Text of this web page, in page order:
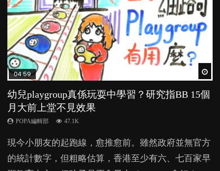
04:59
幼兒playgroup真係玩耍中學習？研究指BB 15個
月大前上堂不見效果
POPA編輯部 47.1K
現今小朋友的起跑線，愈推愈前。雖然政府並無官方
的統計數字，但粗略估算，香港至少有六、七百家早
03:39
幼稚園遊戲課 如何刺激幼兒自發學習取代獎勵
與懲罰？
POPA編輯部 33.1K
由美國學者所創的 tools of the mind 課程，學生以遊
戲方式學習，學術能力和自制能力亦明顯比其他小朋
03:02
老公患產後憂鬱症對BB的影響
POPA編輯部 15.9K
鬱，影響日常生活，嚴重的甚至會有自殺，或傷害小
朋友的念頭。但為何爸爸患上產後抑鬱往往難以察
04:06
全職好？在職好？｜全職媽媽與在職媽媽的壓
力與價值
POPA編輯部 25.8K
許多媽媽心底可能都有一刻掙扎過：究竟全職好，還
是在職好。雖說每個家庭都有自己的獨特狀況和考慮
04:18
凡事以BB為中心，就係好爸媽？｜別忽視父母
的身心虛耗
POPA編輯部 31.5K
父母日夜無間、身心俱疲地照顧BB，如何做到正向
教養？部份父母更會為了小朋友放棄自己的嗜好、減